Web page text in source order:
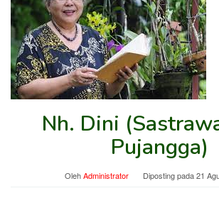
Nh. Dini
Pujangga)
OlehAdministrator Diposting pada21